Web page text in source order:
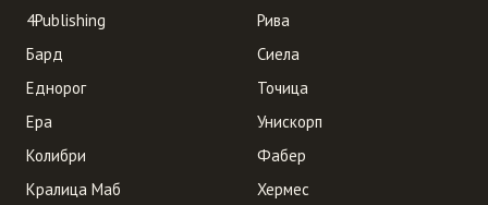
4Publishing
Бард
Еднорог
Ера
Колибри
Кралица Маб
Рива
Сиела
Точица
Унискорп
Фабер
Хермес